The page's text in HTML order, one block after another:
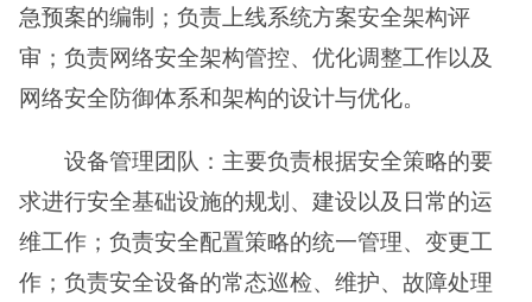
急预案的编制；负责上线系统方案安全架构评
审；负责网络安全架构管控、优化调整工作以及
网络安全防御体系和架构的设计与优化。
设备管理团队：主要负责根据安全策略的要
求进行安全基础设施的规划、建设以及日常的运
维工作；负责安全配置策略的统一管理、变更工
作；负责安全设备的常态巡检、维护、故障处理